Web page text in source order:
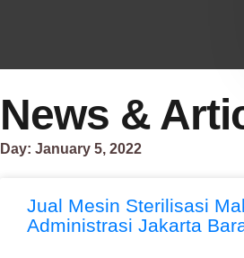
News &
Day: January 5, 2022
Jual Mesin Sterilisasi
Administrasi Jakarta